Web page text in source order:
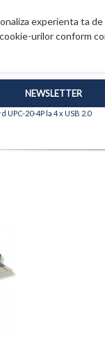
experienta ta
urilor conform
NEWSLETTER
UPC-20-4P la 4 x USB 2.0